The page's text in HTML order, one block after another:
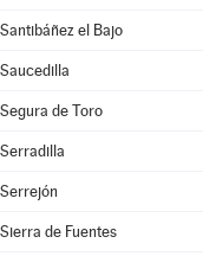
Santibáñez el Bajo
Saucedilla
Segura de Toro
Serradilla
Serrejón
Sierra de Fuentes